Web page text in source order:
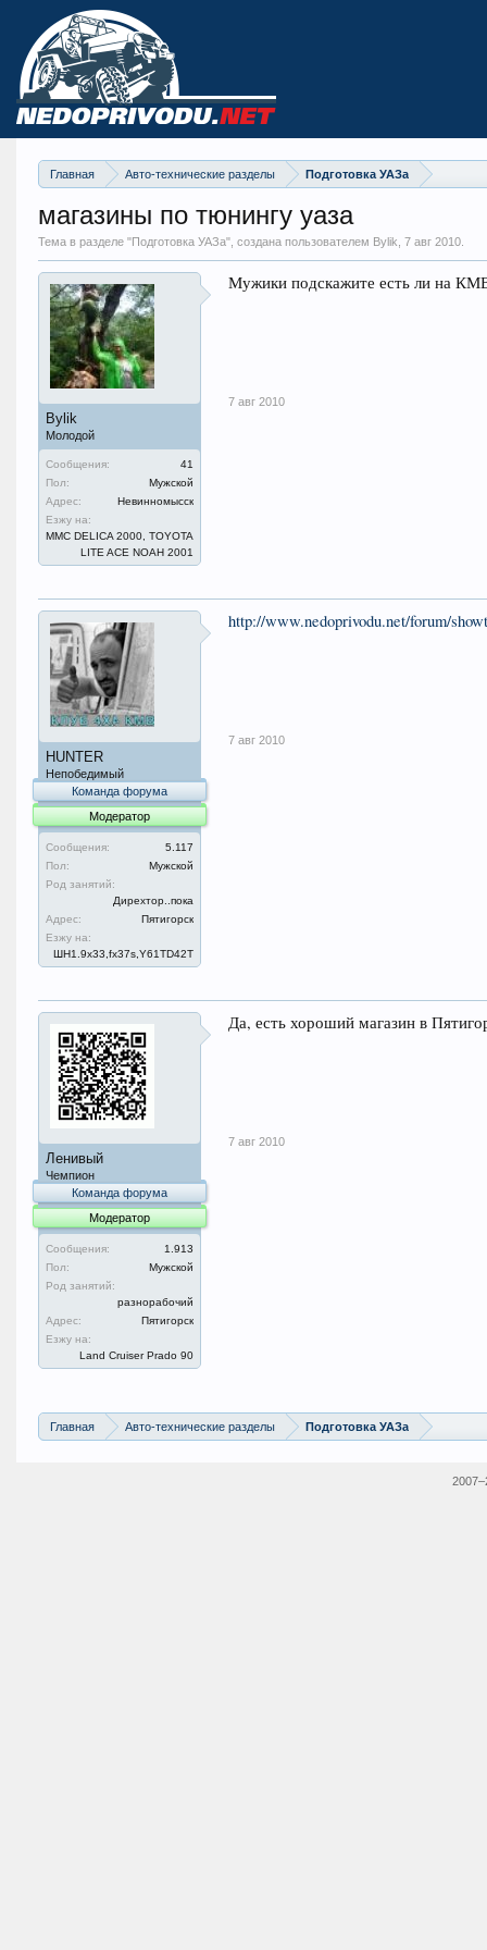
Главная Авто-технические разделы Подготовка УАЗа
магазины по тюнингу уаза
Тема в разделе "Подготовка УАЗа", создана пользователем Bylik, 7 авг 2010.
Bylik
Молодой
Сообщения:
41
Пол:
Мужской
Адрес:
Невинномысск
Езжу на:
ММС DELICA 2000, TOYOTA
LITE ACE NOAH 2001
Мужики подскажите есть ли на
7 авг 2010
HUNTER
Непобедимый
Команда форума
Модератор
Сообщения:
5.117
Пол:
Мужской
Род занятий:
Дирехтор..пока
Адрес:
Пятигорск
Езжу на:
ШН1.9x33,fx37s,Y61TD42T
http://www.nedoprivodu.net/forum/
7 авг 2010
Ленивый
Чемпион
Команда форума
Модератор
Сообщения:
1.913
Пол:
Мужской
Род занятий:
разнорабочий
Адрес:
Пятигорск
Езжу на:
Land Cruiser Prado 90
Да, есть хороший магазин в
7 авг 2010
Главная Авто-технические разделы Подготовка УАЗа
2007–